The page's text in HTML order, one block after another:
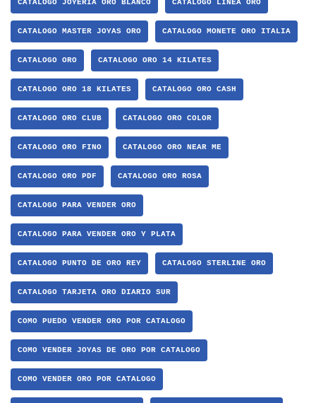
CATALOGO JOYERIA ORO BLANCO CATALOGO LINEA ORO
CATALOGO MASTER JOYAS ORO CATALOGO MONETE ORO ITALIA
CATALOGO ORO CATALOGO ORO 14 KILATES
CATALOGO ORO 18 KILATES CATALOGO ORO CASH
CATALOGO ORO CLUB CATALOGO ORO COLOR
CATALOGO ORO FINO CATALOGO ORO NEAR ME
CATALOGO ORO PDF CATALOGO ORO ROSA
CATALOGO PARA VENDER ORO
CATALOGO PARA VENDER ORO Y PLATA
CATALOGO PUNTO DE ORO REY CATALOGO STERLINE ORO
CATALOGO TARJETA ORO DIARIO SUR
COMO PUEDO VENDER ORO POR CATALOGO
COMO VENDER JOYAS DE ORO POR CATALOGO
COMO VENDER ORO POR CATALOGO